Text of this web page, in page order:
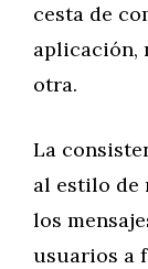
cesta de
aplicación,
otra.
La
al estilo de
los
usuarios a